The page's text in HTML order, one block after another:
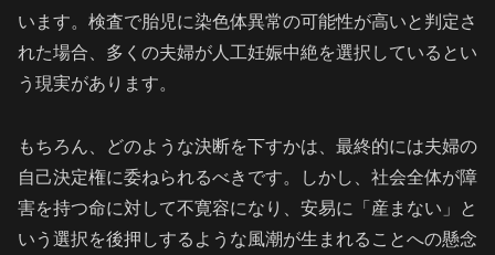
います。検査で胎児に染色体異常の可能性が高いと判定さ
れた場合、多くの夫婦が人工妊娠中絶を選択しているとい
う現実があります。
もちろん、どのような決断を下すかは、最終的には夫婦の
自己決定権に委ねられるべきです。しかし、社会全体が障
害を持つ命に対して不寛容になり、安易に「産まない」と
いう選択を後押しするような風潮が生まれることへの懸念